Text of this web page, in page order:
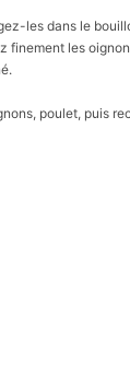
les dans le
finement les
poulet, puis